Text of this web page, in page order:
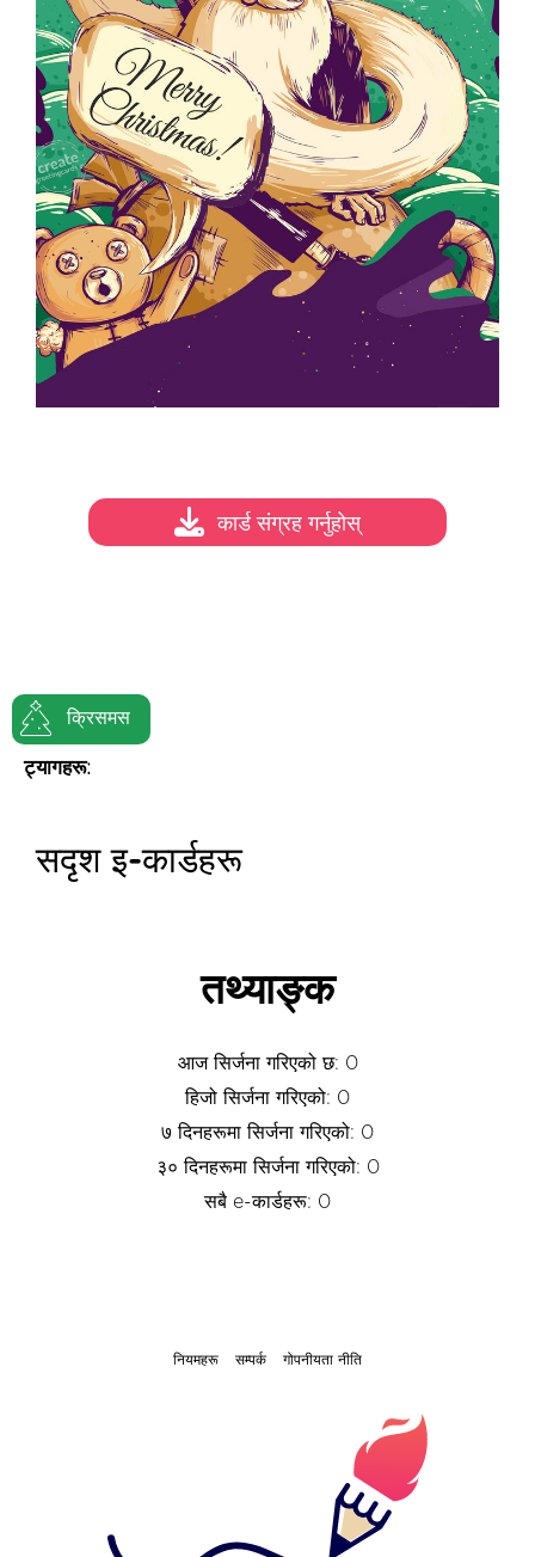
क्रिसमस
ट्यागहरू:
कार्ड संग्रह गर्नुहोस्
सदृश इ-कार्डहरू
तथ्याङ्क
आज सिर्जना गरिएको छ: 0
हिजो सिर्जना गरिएको: 0
७ दिनहरूमा सिर्जना गरिएको: 0
३० दिनहरूमा सिर्जना गरिएको: 0
सबै e-कार्डहरू: 0
नियमहरू सम्पर्क गोपनीयता नीति